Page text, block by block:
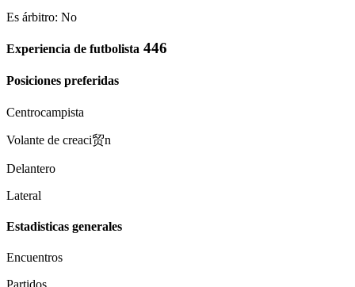
Es árbitro: No
Experiencia de futbolista 446
Posiciones preferidas
Centrocampista
Volante de creaci贸n
Delantero
Lateral
Estadisticas generales
Encuentros
Partidos